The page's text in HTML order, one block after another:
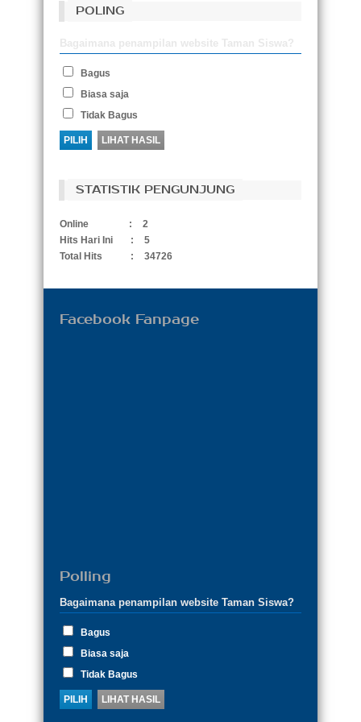
POLING
Bagus
Biasa saja
Tidak Bagus
STATISTIK PENGUNJUNG
Online :
2
Hits Hari Ini
:
5
Total Hits
: 34726
Facebook Fanpage
Polling
Bagaimana penampilan website Taman Siswa?
Bagus
Biasa saja
Tidak Bagus